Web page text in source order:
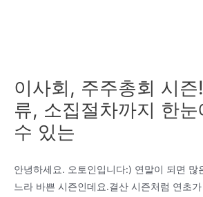
이사회, 주주총회 시
류, 소집절차까지 한
수 있는
안녕하세요. 오토인입니다:) 연말이 되면 많
느라 바쁜 시즌인데요.결산 시즌처럼 연초